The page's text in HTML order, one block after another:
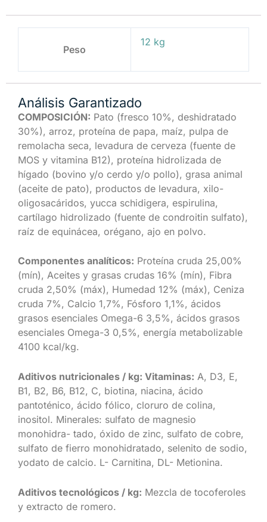
Peso
12 kg
Análisis Garantizado
COMPOSICIÓN: Pato (fresco 10%, deshidratado
30%), arroz, proteína de papa, maíz, pulpa de
remolacha seca, levadura de cerveza (fuente de
MOS y vitamina B12), proteína hidrolizada de
hígado (bovino y/o cerdo y/o pollo), grasa animal
(aceite de pato), productos de levadura, xilo-
oligosacáridos, yucca schidigera, espirulina,
cartílago hidrolizado (fuente de condroitin sulfato),
raíz de equinácea, orégano, ajo en polvo.
Componentes analíticos: Proteína cruda 25,00%
(mín), Aceites y grasas crudas 16% (mín), Fibra
cruda 2,50% (máx), Humedad 12% (máx), Ceniza
cruda 7%, Calcio 1,7%, Fósforo 1,1%, ácidos
grasos esenciales Omega-6 3,5%, ácidos grasos
esenciales Omega-3 0,5%, energía metabolizable
4100 kcal/kg.
Aditivos nutricionales / kg: Vitaminas: A, D3, E,
B1, B2, B6, B12, C, biotina, niacina, ácido
pantoténico, ácido fólico, cloruro de colina,
inositol. Minerales: sulfato de magnesio
monohidra- tado, óxido de zinc, sulfato de cobre,
sulfato de fierro monohidratado, selenito de sodio,
yodato de calcio. L- Carnitina, DL- Metionina.
Aditivos tecnológicos / kg: Mezcla de tocoferoles
y extracto de romero.